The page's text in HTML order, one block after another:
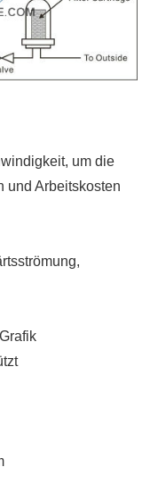
um die
und Arbeitskosten